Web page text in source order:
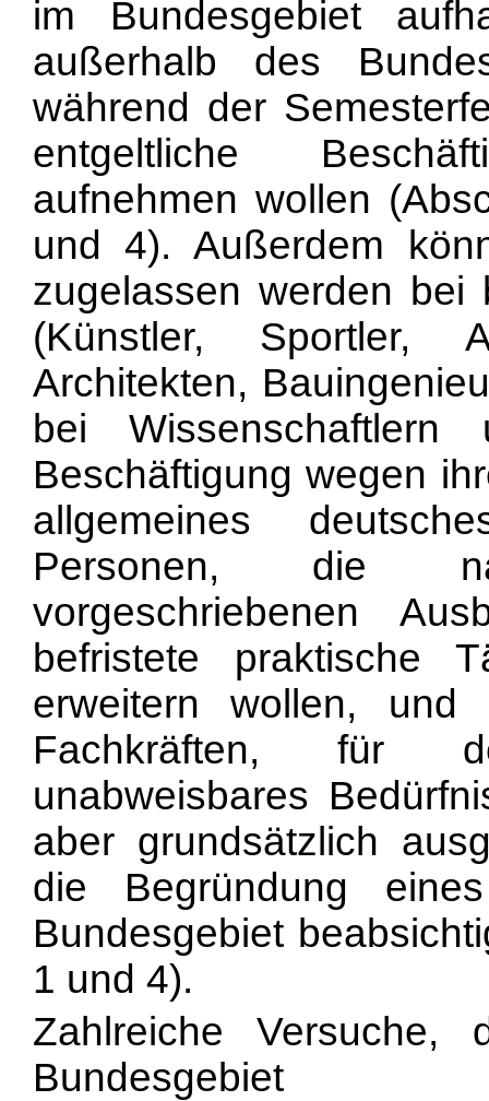
im Bundesgebiet
außerhalb des
während der
entgeltliche
aufnehmen wollen
und 4). Außerdem
zugelassen werden bei
(Künstler, Sportler,
Architekten,
bei
Beschäftigung wegen
allgemeines
Personen, die
vorgeschriebenen
befristete praktische
erweitern wollen, und
Fachkräften, für
unabweisbares
aber grundsätzlich
die Begründung
Bundesgebiet
1 und 4).
Zahlreiche
Bundesgebiet